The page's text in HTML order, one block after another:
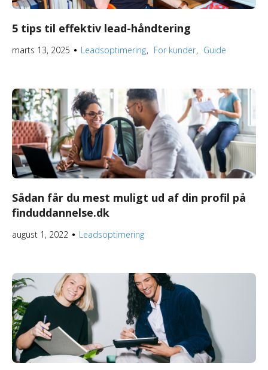
5 tips til effektiv lead-håndtering
marts 13, 2025 ● Leadsoptimering For kunder Guide
Sådan får du mest muligt ud af din profil på
finduddannelse.dk
august 1, 2022 ● Leadsoptimering